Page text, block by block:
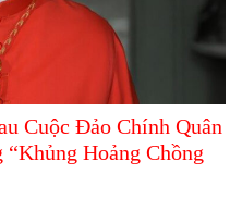
Cuộc Đảo Chính Quân
Hoảng Chồng